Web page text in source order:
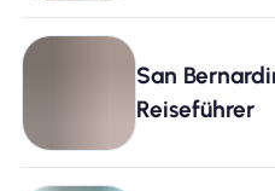
San
Reiseführer